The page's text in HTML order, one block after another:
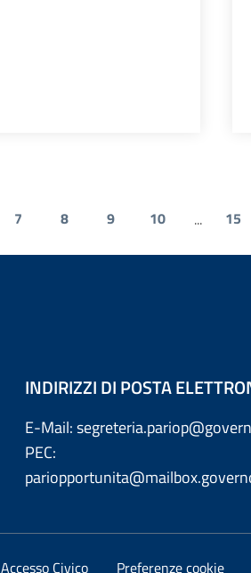
7 8 9 10 ... 15
INDIRIZZI DI POSTA
E-Mail:
PEC:
Accesso Civico Preferenze cookie